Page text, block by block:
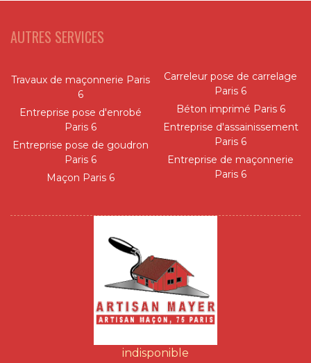
AUTRES SERVICES
Travaux de maçonnerie Paris
6
Entreprise pose d'enrobé
Paris 6
Entreprise pose de goudron
Paris 6
Maçon Paris 6
Carreleur pose de carrelage
Paris 6
Béton imprimé Paris 6
Entreprise d'assainissement
Paris 6
Entreprise de maçonnerie
Paris 6
indisponible